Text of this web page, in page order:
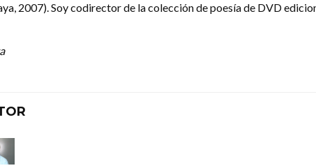
2007). Soy codirector de la colección de poesía de DVD